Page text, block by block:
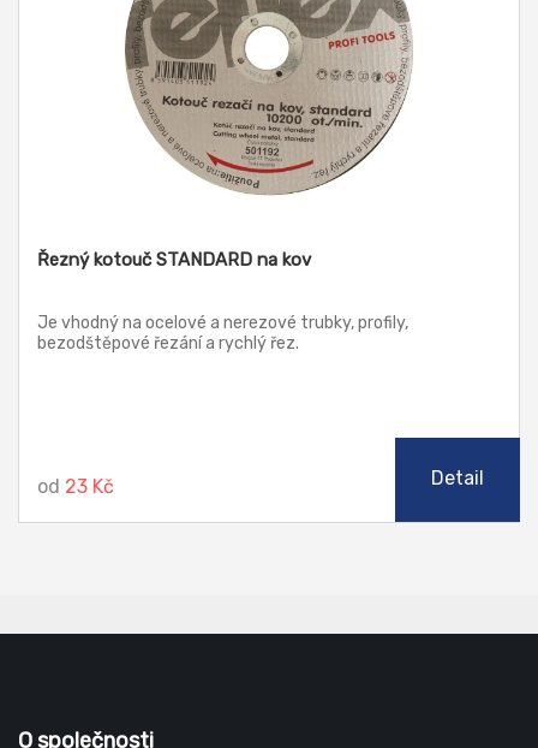
Řezný kotouč STANDARD na kov
Je vhodný na ocelové a nerezové trubky, profily,
bezodštěpové řezání a rychlý řez.
od 23 Kč Detail
O společnosti